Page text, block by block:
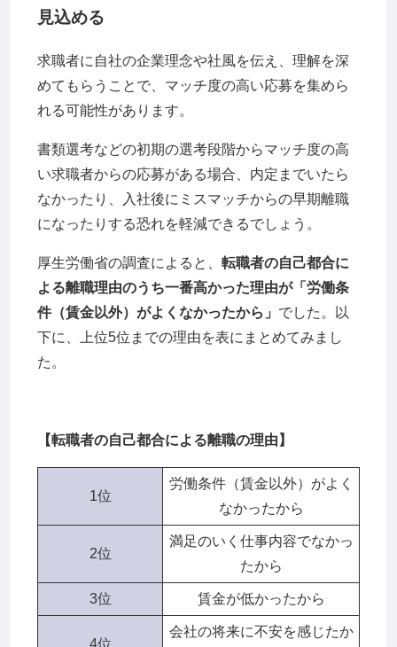
見込める
求職者に自社の企業理念や社風を伝え、理解を深
めてもらうことで、マッチ度の高い応募を集めら
れる可能性があります。
書類選考などの初期の選考段階からマッチ度の高
い求職者からの応募がある場合、内定までいたら
なかったり、入社後にミスマッチからの早期離職
になったりする恐れを軽減できるでしょう。
厚生労働省の調査によると、 転職者の自己都合に
よる離職理由のうち一番高かった理由が「労働条
件（賃金以外）がよくなかったから」 でした。以
下に、上位5位までの理由を表にまとめてみまし
た。
【転職者の自己都合による離職の理由】
1位
労働条件（賃金以外）がよく
なかったから
2位
満足のいく仕事内容でなかっ
たから
3位 賃金が低かったから
4位
会社の将来に不安を感じたか